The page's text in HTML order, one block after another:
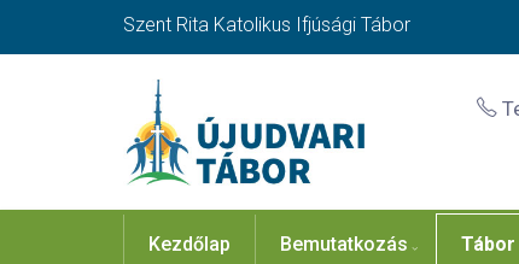
Szent Rita Katolikus Ifjúsági Tábor
Kezdőlap Bemutatkozás Tábor